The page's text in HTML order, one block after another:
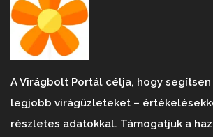
A Virágbolt Portál célja, hogy
legjobb virágüzleteket –
részletes adatokkal. Támogatjuk a